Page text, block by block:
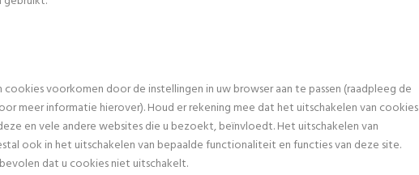
cookies voorkomen door de instellingen in uw browser aan te passen (raadpleeg de
meer informatie hierover). Houd er rekening mee dat het uitschakelen van cookies
en vele andere websites die u bezoekt, beïnvloedt. Het uitschakelen van
ook in het uitschakelen van bepaalde functionaliteit en functies van deze site.
dat u cookies niet uitschakelt.